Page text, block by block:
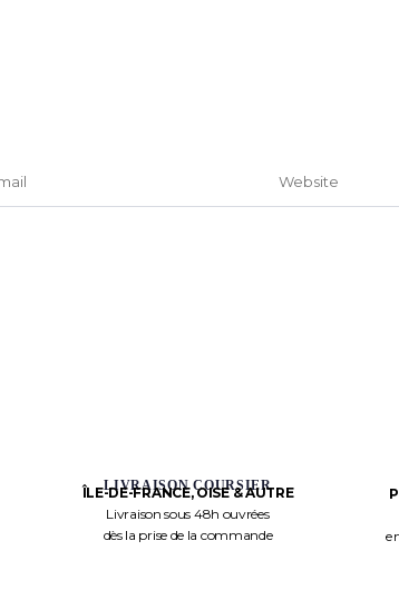
LIVRAISON COURSIER
ÎLE-DE-FRANCE, OISE & AUTRE
Livraison sous 48h ouvrées
dès la prise de la commande